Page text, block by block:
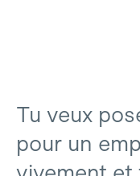
Tu veux
pour un